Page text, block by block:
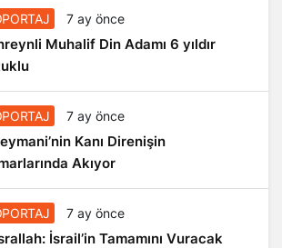
7 ay önce
Muhalif Din Adamı 6 yıldır
7 ay önce
Kanı Direnişin
Akıyor
7 ay önce
İsrail’in Tamamını Vuracak